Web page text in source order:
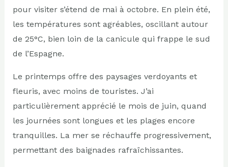
pour visiter s’étend de mai à octobre. En plein été,
les températures sont agréables, oscillant autour
de 25°C, bien loin de la canicule qui frappe le sud
de l’Espagne.
Le printemps offre des paysages verdoyants et
fleuris, avec moins de touristes. J’ai
particulièrement apprécié le mois de juin, quand
les journées sont longues et les plages encore
tranquilles. La mer se réchauffe progressivement,
permettant des baignades rafraîchissantes.